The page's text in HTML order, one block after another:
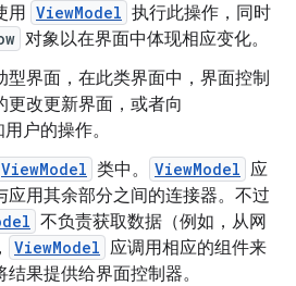
用 ViewModel 执行此操作，同时
对象以在界面中体现相应变化。
型界面，在此类界面中，界面控制
更改更新界面，或者向
户的操作。
ViewModel 类中。 ViewModel 应
应用其余部分之间的连接器。不过
不负责获取数据（例如，从网
ViewModel 应调用相应的组件来
果提供给界面控制器。